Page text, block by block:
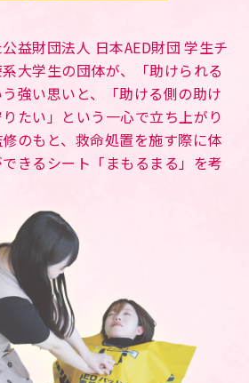
益財団法人 日本AED財団 学生チ
大学生の団体が、「助けられる
強い思いと、「助ける側の助け
たい」という一心で立ち上がり
のもと、救命処置を施す際に体
きるシート「まもるまる」を考